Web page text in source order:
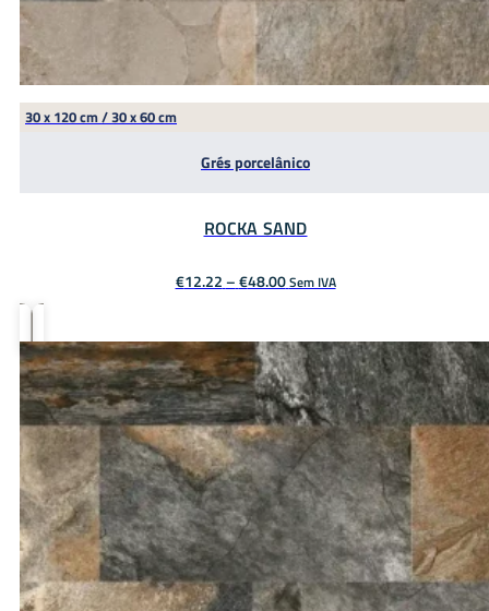
30 x 120 cm / 30 x 60 cm
Grés porcelânico
ROCKA SAND
€12.22–€48.00Price
range:
€48.00
Sem IVA